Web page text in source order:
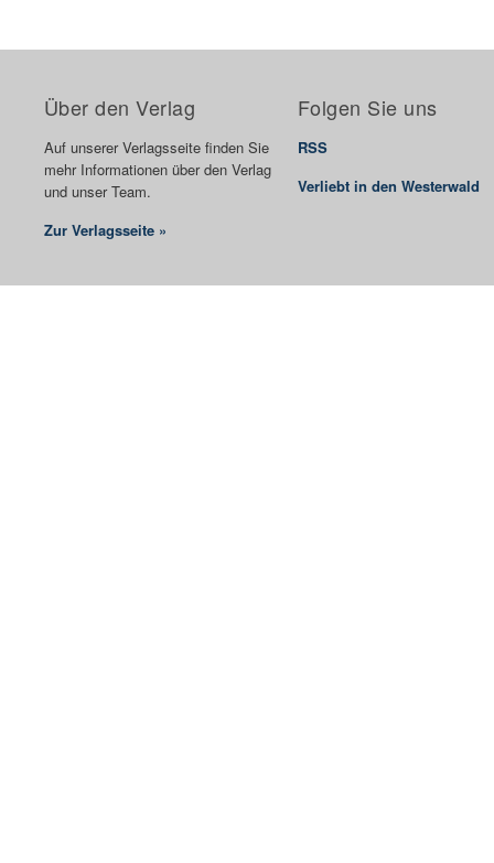
Über den Verlag
Auf unserer Verlagsseite finden Sie
mehr Informationen über den Verlag
und unser Team.
Zur Verlagsseite »
Folgen Sie uns
RSS
Verliebt in den Westerwald